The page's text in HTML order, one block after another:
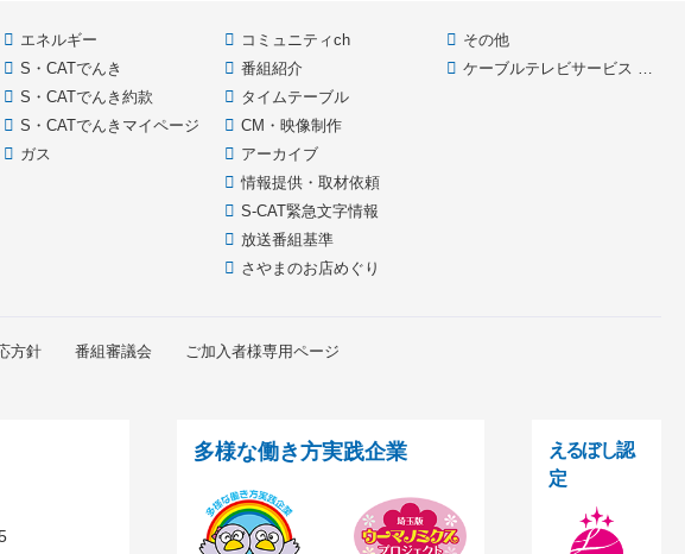
エネルギー
S・CATでんき
S・CATでんき約款
S・CATでんきマイページ
ガス
コミュニティch
番組紹介
タイムテーブル
CM・映像制作
アーカイブ
情報提供・取材依頼
S-CAT緊急文字情報
放送番組基準
さやまのお店めぐり
その他
ケーブルテレビサービス HOME
方針 番組審議会 ご加入者様専用ページ
多様な働き方実践企業
えるぼし認
定